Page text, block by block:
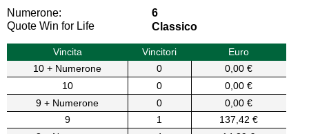
Numerone:
6
Quote Win for Life
Classico
Vincita Vincitori
Euro
10 + Numerone
0
0,00 €
10
0
0,00 €
9 + Numerone
0
0,00 €
9
1
137,42 €